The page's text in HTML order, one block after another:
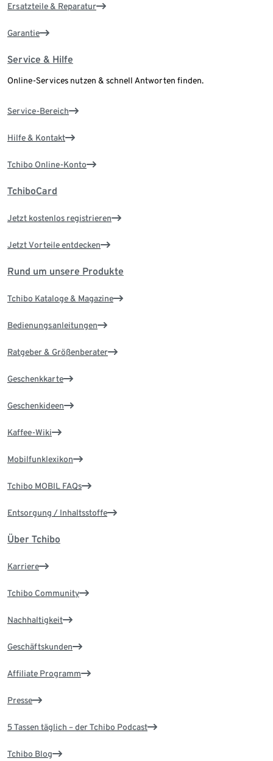
Ersatzteile & Reparatur
Garantie
Service & Hilfe
Online-Services nutzen & schnell Antworten finden.
Service-Bereich
Hilfe & Kontakt
Tchibo Online-Konto
TchiboCard
Jetzt kostenlos registrieren
Jetzt Vorteile entdecken
Rund um unsere Produkte
Tchibo Kataloge & Magazine
Bedienungsanleitungen
Ratgeber & Größenberater
Geschenkkarte
Geschenkideen
Kaffee-Wiki
Mobilfunklexikon
Tchibo MOBIL FAQs
Entsorgung / Inhaltsstoffe
Über Tchibo
Karriere
Tchibo Community
Nachhaltigkeit
Geschäftskunden
Affiliate Programm
Presse
5 Tassen täglich – der Tchibo Podcast
Tchibo Blog